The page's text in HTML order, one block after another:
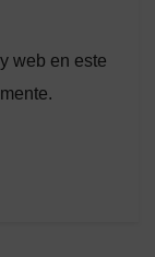
web en este